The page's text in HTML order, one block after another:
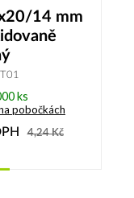
14 mm
ks
pobočkách
4,24Kč